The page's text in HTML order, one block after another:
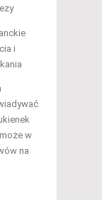
i
w
na